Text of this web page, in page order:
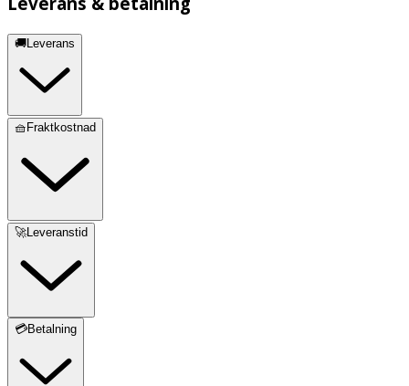
🚚Leverans
🧺Fraktkostnad
🚀Leveranstid
💳Betalning